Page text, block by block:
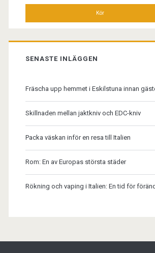
SENASTE INLÄGGEN
Fräscha upp hemmet i Eskilstuna innan
Skillnaden mellan jaktkniv och EDC-kniv
Packa väskan inför en resa till Italien
Rom: En av Europas största städer
Rökning och vaping i Italien: En tid för